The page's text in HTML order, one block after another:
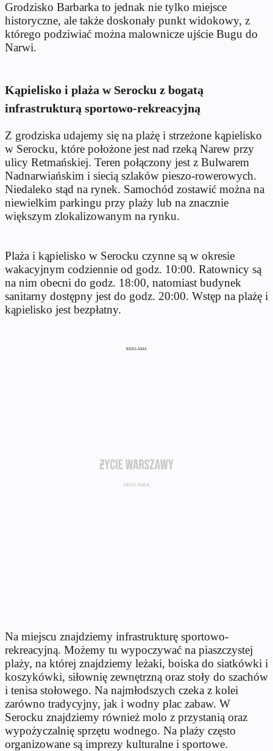
Grodzisko Barbarka to jednak nie tylko miejsce
historyczne, ale także doskonały punkt widokowy, z
którego podziwiać można malownicze ujście Bugu do
Narwi.
Kąpielisko i plaża w Serocku z bogatą
infrastrukturą sportowo-rekreacyjną
Z grodziska udajemy się na plażę i strzeżone kąpielisko
w Serocku, które położone jest nad rzeką Narew przy
ulicy Retmańskiej. Teren połączony jest z Bulwarem
Nadnarwiańskim i siecią szlaków pieszo-rowerowych.
Niedaleko stąd na rynek. Samochód zostawić można na
niewielkim parkingu przy plaży lub na znacznie
większym zlokalizowanym na rynku.
Plaża i kąpielisko w Serocku czynne są w okresie
wakacyjnym codziennie od godz. 10:00. Ratownicy są
na nim obecni do godz. 18:00, natomiast budynek
sanitarny dostępny jest do godz. 20:00. Wstęp na plażę i
kąpielisko jest bezpłatny.
REKLAMA
Na miejscu znajdziemy infrastrukturę sportowo-
rekreacyjną. Możemy tu wypoczywać na piaszczystej
plaży, na której znajdziemy leżaki, boiska do siatkówki i
koszykówki, siłownię zewnętrzną oraz stoły do szachów
i tenisa stołowego. Na najmłodszych czeka z kolei
zarówno tradycyjny, jak i wodny plac zabaw. W
Serocku znajdziemy również molo z przystanią oraz
wypożyczalnię sprzętu wodnego. Na plaży często
organizowane są imprezy kulturalne i sportowe.